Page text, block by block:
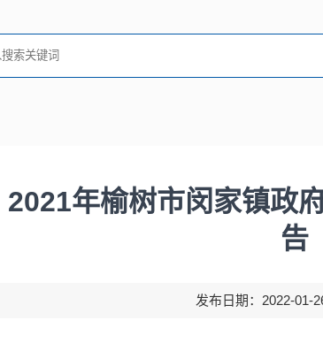
2021年榆树市闵家镇政
告
发布日期：2022-01-